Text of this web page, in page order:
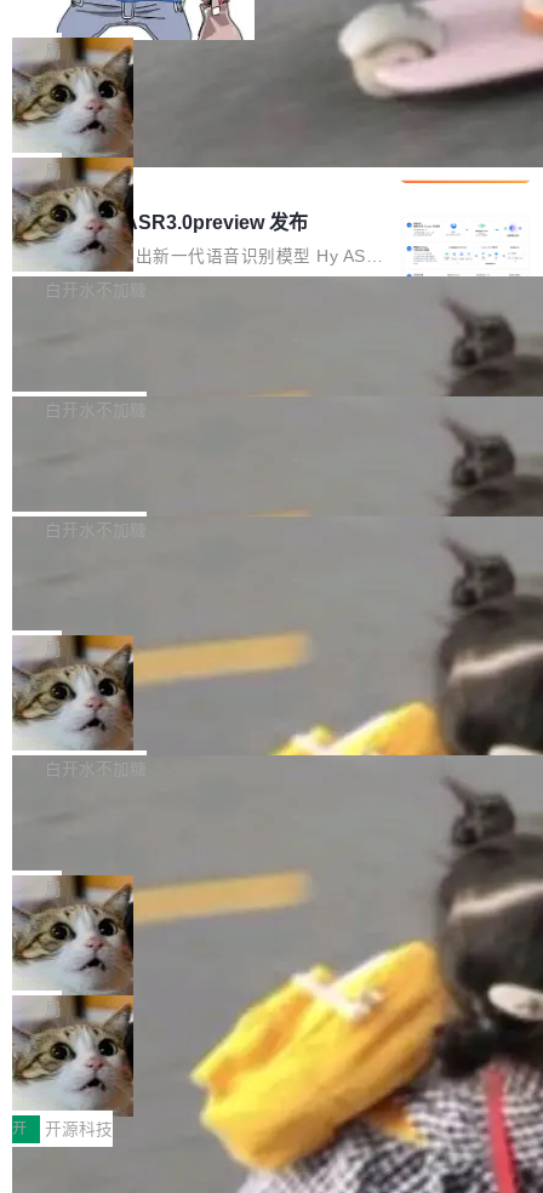
x / Windows / Harmony PC。 # macOS / Linu
x / Harmony PC curl -fsSL https://solon.noea
r.org/solon...
文窗口。随着项目规模的持续扩张与代码历史的
不断累积，代码仓中的模块关系、接口契约、业
务逻辑等关键信息往往分散于数十乃至数百个文
件之中，形成高度复杂的知识关联网络。传统的
代码检索手段（如关键词匹配、目录遍历）仅能
在语法层面完成文本定位，难以触及代码的语义
内涵与结构关联，导致开发者使用代码智能体在
理解大规模代码仓时面临显著"代码仓理解"瓶
颈。 代码仓深度理解服务（以下简称" CodeBas
e深度理解服务"）是华为云码道（CodeA...
师删光 89TB 数据只为干私活
最高人民检察院8月4日公布了一起案件：北京一
名90后算法工程师王某，为了给自己接的私活腾
服务器空间，删光了公司AI游戏部门的全部核心
数据。 王某2024年1月入职东城区某科技公司AI
短剧部门，有互联网大厂背景。在公司内部架构
调整期间，部门三次通知全员将数据从A集群迁
移到B集群，王某都回复了"收到"。 他没有迁移
数据。2024年9月3日下午4点，他使用此前登录
的账号密码进入A集群，输入了一条被程序员圈
称为"删库跑路"的命令——最高管理员权限、无
自研的多个文生3D和...
局
Cloudflare 分享推理优化实践：KV ca
che 量化 + 权重压缩，吞吐量提升 4
1%，成本降 30%
Kimi 和 GLM 是当前最强的大模型系列之一，但
它们有一个共同的问题：太吃显存了。月之暗面
的 Kimi K 系列和智谱的 GLM 都是长上下文、M
oE 架构的大模型，好用到让人上瘾，但 GPU 显
存永远不够用。 Cloudflare 的 Workers AI 团队
一直在跑这些模型的推理。他们在官方博客上发
整性保护。效果是：吞吐量提升 41%，每 token
局
腾讯混元 Hy ASR3.0preview 发布
腾讯混元正式推出新一代语音识别模型 Hy ASR
3.0preview。基于最新一代大语言模型 Hy3 的
让语音识别不再只是听清，而是真正听懂。通过
w 不要求标准普通话，方言识别覆盖粤语、吴语
白开水不加糖
新和少量网页兼容性修复版本。 Changes/fixe
容提供的字体时出现的几个问题 为避免音频加
质的最低采样率）的音频格式将被拒绝 修复了 C
SS 圆角虚线样式中可能存在的问题 如果表单中
的图像元素不在同一个子树中，则它们将不再关
联 加...
白开水不加糖
发布的 Release Notes，他利用 AI 工具（如 Co
最强的若干项。对于尚未正式发版的 PG 19，则
通过拉取过去一年内（从 PG 18 Beta1 时间点
至今）的所有 commit，同样交由 AI 分析提炼。
经过人工复核，准确度令人满意。这一方法也为
社区爱好者提供了高效跟踪新版本的思路。
白开水不加糖
维护工作一直与我的日常工作、家务、社交生活
和休闲娱乐竞争时间。" 这是 libexpat 维护者 S
ebastian Pipping 写在博客里的话。8 月 4 日，
他宣布了一个新消息：从 2026 年 8 月 1 日起，
他可以全职维护 libexpat 了，最长 6 个月。发
库之一。你的操作系统、浏览器、无数的基础设
施软件，很可能都在用它。而过去十年，维护它
的人一直在用业余...
局
Firefox 153.0.3 发布
Firefox 153.0.3 现已发布，具体更新内容如
下： New Smart Window 包含多项增强功能：
gi?id=2019042">Bug&nbsp;2019042</a>）</l
i> <li>现在，助手可以直接使用 Exa 的网络搜索
结果回答问题，而无需将问题转交给搜索引擎。
（<a href="https://bugzilla.mozilla.org/show_
bug.cgi?id=204...
白开水不加糖
的 npm 包。项目的核心论点是：容器不适合 Ag
ent 计算。真正适合的，是 Isolate。 Cloudflare
工程师在这件事上没什么可谦虚的——他们用 W
orkers 跑了十年 Isolate。用 CEO Matthew Pri
nce 的话说：「我们一生都在用 Isolate 运行代
码，而 AI Agent 不需要容器，它们需要的是 Iso
late。」 容器为什么不合适 容器的问题在于启动
和销毁都太重了。一个 Agent 要执行的任务可能
只需要几毫秒的 CPU 时间，但容器从冷启动到
就绪要花数秒。如果未来有十...
局
OpenAI 公开邮件和聊天记录回应苹果
诉讼，称“Apple is getting this wron
g”
上个月，苹果一纸诉状把 OpenAI 告上法庭，指
控其挖角苹果前员工并窃取商业秘密。苹果的诉
状把 OpenAI 描述成一个系统性地从前东家挖
人、套取机密信息的对手。 OpenAI 没发律师
函，也没选择庭外沉默。它在官网贴了一篇博
文，标题只有六个字：Apple is getting this wro
ng。 然后，它把邮件往来和 iMessage 聊天记
录全贴了出来。 他发错人了 苹果外部律师 Gabr
局
HUAWEI MatePad Edge上架WorkBu
ddy鸿蒙PC版，说话就能干活的AI办公
搭子
全能AI工作台WorkBuddy鸿蒙PC版上架HUAWE
I MatePad Edge应用市场，直接下载即可使
用，与鸿蒙电脑上的体验一致。值得一提的是，
这是目前市面上唯一支持平板接入WorkBuddy P
开 开源科技
FFmpeg 9.0 发布：代号“Lei”，以此纪